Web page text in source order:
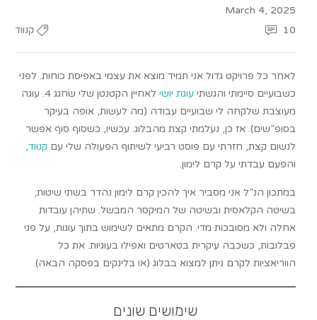
March 4, 2025
קנווד 10
לאחר כל פרויקט גדול אני תמיד מוצא את עצמי באפיסת כוחות. לפני
כשבועיים סיימתי והגשתי עוגת יושי
לאחיין הקטנטן שלי שחגג 4. עוגה
מעוצבת שלקחה לי שבועיים עבודה (מה לעשות, אופה בעיקר
בסופ”שים). אז כן, נעלמתי קצת מהבלוג. עכשיו, כשסוף סוף אפשר
לנשום קצת, חזרתי עם פוסט רביעי לשיתוף הפעולה שלי עם קנווד,
והפעם עבדתי על קרם לימון.
במתכון הנ”ל אני מסביר איך להכין קרם לימון נהדר בשתי שיטות,
בשיטה הקלאסית ובשיטה של המיקסר המבשל. שתיהן עובדות
אחלה ולא מסובכות מדי. הקרם מתאים לשימוש בתוך עוגות, על פני
פבלובות, כשכבה עיקרית בטארטים ואפילו בעוגיות. את כל
הווריאציות לקרם ניתן למצוא בבלוג (או בלינקים בפסקה הבאה).
שימושים שונים